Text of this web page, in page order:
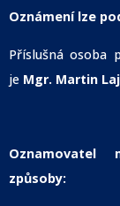
Oznámení lze
Příslušná osoba
je Mgr. Martin
Oznamovatel
způsoby: